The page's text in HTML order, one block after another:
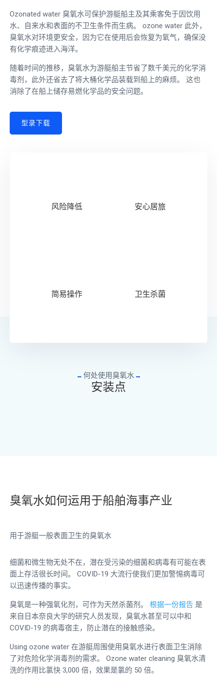
Ozonated water 臭氧水可保护游艇船主及其乘客免于因饮用
水、自来水和表面的不卫生条件而生病。 ozone water 此外，
臭氧水对环境更安全，因为它在使用后会恢复为氧气，确保没
有化学痕迹进入海洋。
随着时间的推移，臭氧水为游艇船主节省了数千美元的化学消
毒剂，此外还省去了将大桶化学品装载到船上的麻烦。 这也
消除了在船上储存易燃化学品的安全问题。
型录下载
风险降低 安心居旅
简易操作 卫生杀菌
何处使用臭氧水
安装点
臭氧水如何运用于船舶海事产业
用于游艇一般表面卫生的臭氧水
细菌和微生物无处不在，潜在受污染的细菌和病毒有可能在表
面上存活很长时间。 COVID-19 大流行使我们更加警惕病毒可
以迅速传播的事实。
臭氧是一种强氧化剂，可作为天然杀菌剂。 根据一份报告 是
来自日本奈良大学的研究人员发现，臭氧水甚至可以中和
COVID-19 的病毒宿主，防止潜在的接触感染。
Using ozone water 在游艇周围使用臭氧水进行表面卫生消除
了对危险化学消毒剂的需求。 Ozone water cleaning 臭氧水清
洗的作用比氯快 3,000 倍，效果是氯的 50 倍。